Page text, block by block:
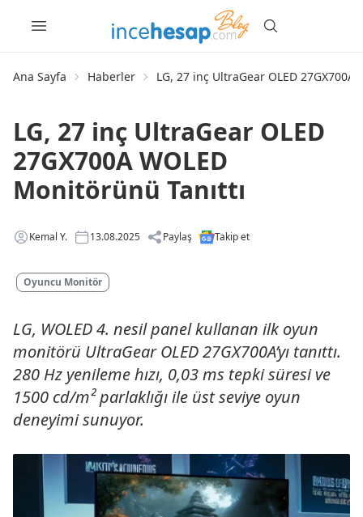
Ana Sayfa Haberler LG, 27 inç UltraGear OLED 27GX700A
LG, 27 inç UltraGear OLED
27GX700A WOLED
Monitörünü Tanıttı
Kemal Y. 13.08.2025 Paylaş Takip et
Oyuncu Monitör
LG, WOLED 4. nesil panel kullanan ilk oyun
monitörü UltraGear OLED 27GX700A’yı tanıttı.
280 Hz yenileme hızı, 0,03 ms tepki süresi ve
1500 cd/m² parlaklığı ile üst seviye oyun
deneyimi sunuyor.